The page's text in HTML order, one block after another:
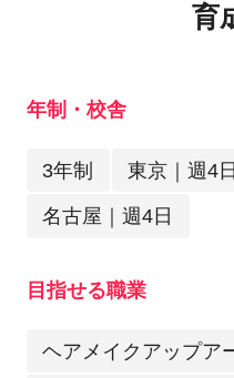
育
年制・校舎
3年制 東京｜週4日
名古屋｜週4日
目指せる職業
ヘアメイクアップア